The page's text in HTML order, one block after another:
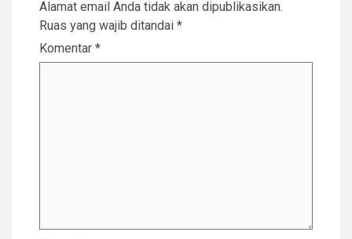
Alamat email Anda tidak akan dipublikasikan.
Ruas yang wajib ditandai *
Komentar *